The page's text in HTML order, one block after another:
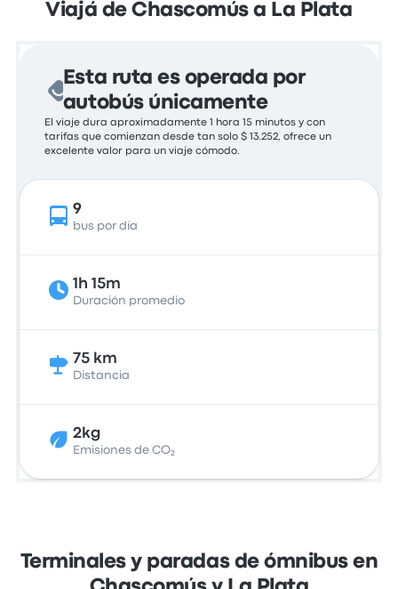
Viajá de Chascomús a La Plata
Esta ruta es operada por
autobús únicamente
El viaje dura aproximadamente 1 hora 15 minutos y con
tarifas que comienzan desde tan solo $ 13.252, ofrece un
excelente valor para un viaje cómodo.
9
bus por día
1h 15m
Duración promedio
75 km
Distancia
2kg
Emisiones de CO₂
Terminales y paradas de ómnibus en